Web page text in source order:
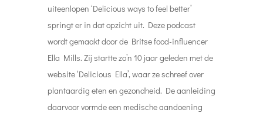
uiteenlopen ‘Delicious ways to feel better’
springt er in dat opzicht uit. Deze podcast
wordt gemaakt door de Britse food-influencer
Ella Mills. Zij startte zo’n 10 jaar geleden met de
website ‘Delicious Ella’, waar ze schreef over
plantaardig eten en gezondheid. De aanleiding
daarvoor vormde een medische aandoening